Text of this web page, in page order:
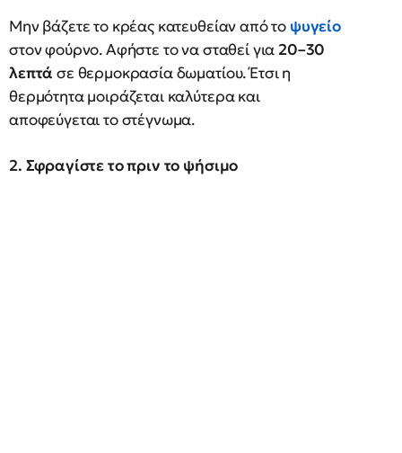
Μην βάζετε το κρέας κατευθείαν από το ψυγείο
στον φούρνο. Αφήστε το να σταθεί για 20–30
λεπτά σε θερμοκρασία δωματίου. Έτσι η
θερμότητα μοιράζεται καλύτερα και
αποφεύγεται το στέγνωμα.
2. Σφραγίστε το πριν το ψήσιμο